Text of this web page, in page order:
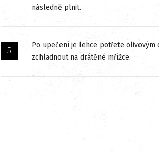
následně plnit.
Po upečení je lehce potřete olivovým
zchladnout na drátěné mřížce.